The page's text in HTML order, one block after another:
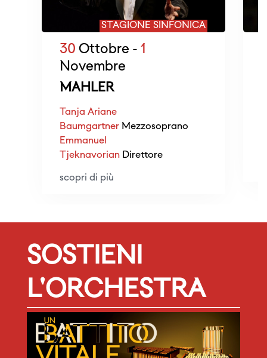
STAGIONE SINFONICA
30 Ottobre - 1
Novembre
MAHLER
Tanja Ariane
Baumgartner Mezzosoprano
Emmanuel
Tjeknavorian Direttore
scopri di più
SOSTIENI
L'ORCHESTRA